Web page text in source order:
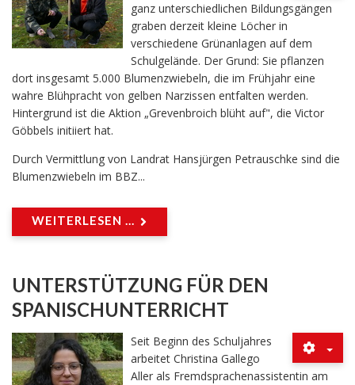
ganz unterschiedlichen Bildungsgängen
graben derzeit kleine Löcher in
verschiedene Grünanlagen auf dem
Schulgelände. Der Grund: Sie pflanzen
dort insgesamt 5.000 Blumenzwiebeln, die im Frühjahr eine
wahre Blühpracht von gelben Narzissen entfalten werden.
Hintergrund ist die Aktion „Grevenbroich blüht auf", die Victor
Göbbels initiiert hat.
Durch Vermittlung von Landrat Hansjürgen Petrauschke sind die
Blumenzwiebeln im BBZ...
WEITERLESEN ...
UNTERSTÜTZUNG FÜR DEN
SPANISCHUNTERRICHT
Seit Beginn des Schuljahres
arbeitet Christina Gallego
Aller als Fremdsprachenassistentin am